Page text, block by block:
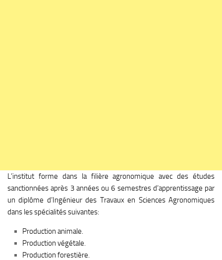
L’institut forme dans la filière agronomique avec des études
sanctionnées après 3 années ou 6 semestres d’apprentissage par
un diplôme d’Ingénieur des Travaux en Sciences Agronomiques
dans les spécialités suivantes:
Production animale.
Production végétale.
Production forestière.